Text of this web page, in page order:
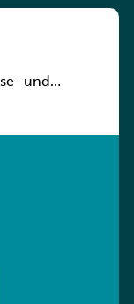
und